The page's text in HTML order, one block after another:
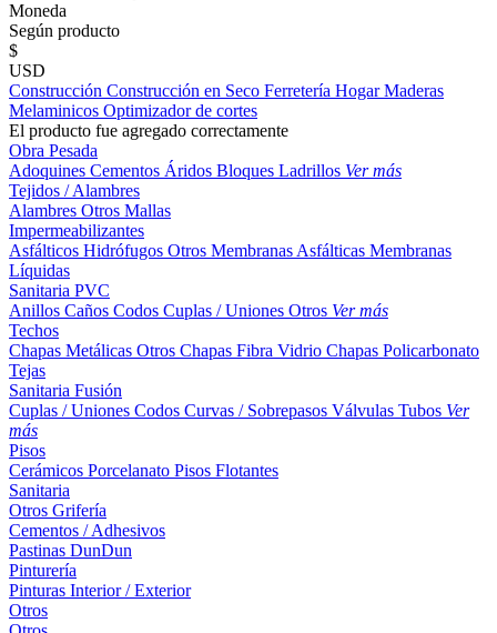
Moneda
Según producto
$
USD
Construcción Construcción en Seco Ferretería HogarMaderas
Melaminicos Optimizador de cortes
El producto fue agregado correctamente
Obra Pesada
Adoquines Cementos Áridos Bloques Ladrillos Ver más
Tejidos / Alambres
Alambres Otros Mallas
Impermeabilizantes
Asfálticos Hidrófugos Otros Membranas Asfálticas Membranas
Líquidas
Sanitaria PVC
Anillos Caños Codos Cuplas / Uniones Otros Ver más
Techos
Chapas Metálicas Otros Chapas Fibra Vidrio Chapas Policarbonato
Tejas
Sanitaria Fusión
Cuplas / Uniones Codos Curvas / Sobrepasos Válvulas Tubos Ver
más
Pisos
Cerámicos Porcelanato Pisos Flotantes
Sanitaria
Otros Grifería
Cementos / Adhesivos
Pastinas DunDun
Pinturería
Pinturas Interior / Exterior
Otros